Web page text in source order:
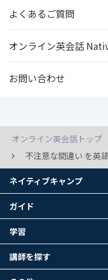
よくあるご質問
オンライン英会話
お問い合わせ
オンライン英会話トップ
不注意な間違い を英
ネイティブキャンプ
ガイド
学習
講師を探す